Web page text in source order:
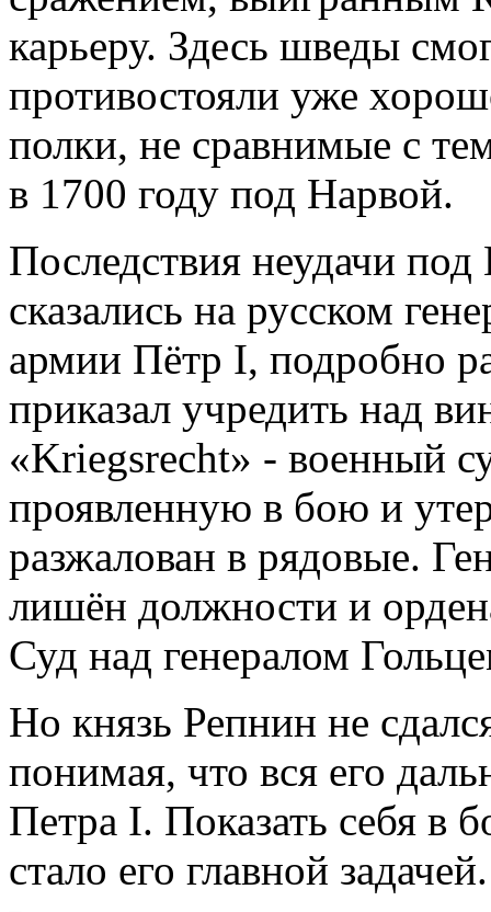
карьеру. Здесь шведы
противостояли уже
полки, не сравнимые с
в 1700 году под Нарвой.
Последствия неудачи
сказались на русском
армии Пётр I, подробно
приказал учредить над
«Kriegsrecht» - военный
проявленную в бою и
разжалован в рядовые.
лишён должности и
Суд над генералом
Но князь Репнин не
понимая, что вся его
Петра I. Показать себя в
стало его главной задачей.